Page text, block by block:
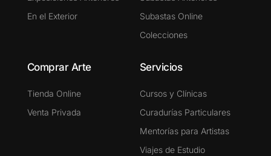
En el Exterior
Subastas Online
Colecciones
Comprar Arte
Tienda Online
Venta Privada
Servicios
Cursos y Clínicas
Curadurías Particulares
Mentorías para Artistas
Viajes de Estudio